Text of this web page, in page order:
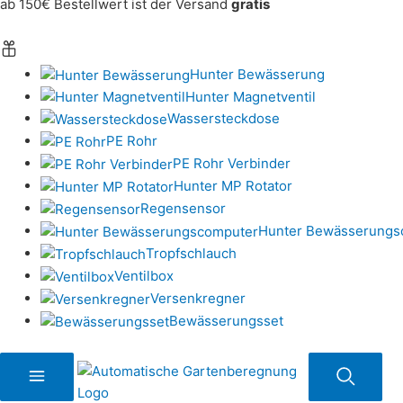
ab 150€ Bestellwert ist der Versand gratis
Hunter Bewässerung
Hunter Magnetventil
Wassersteckdose
PE Rohr
PE Rohr Verbinder
Hunter MP Rotator
Regensensor
Hunter
Tropfschlauch
Ventilbox
Versenkregner
Bewässerungsset